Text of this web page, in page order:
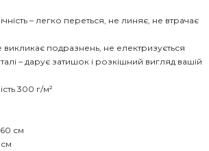
– легко переться, не линяє, не втрачає
викликає подразнень, не електризується
– дарує затишок і розкішний вигляд вашій
300 г/м²
см